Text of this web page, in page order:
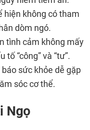
hiện không có tham
dòm ngó.
tình cảm không mấy
“công” và “tư”.
sức khỏe dễ gặp
sóc cơ thể.
Ngọ